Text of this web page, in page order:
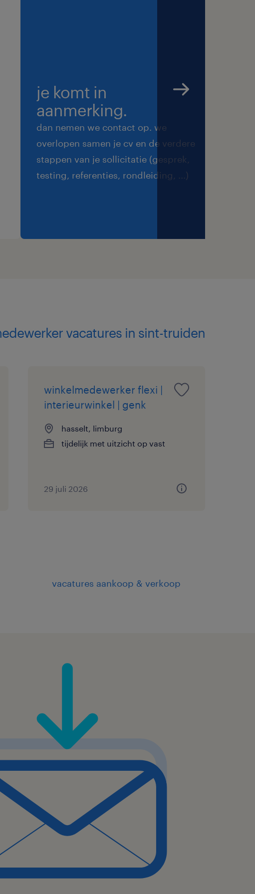
je komt in
aanmerking.
dan nemen we contact op. we
overlopen samen je cv en de verdere
stappen van je sollicitatie (gesprek,
testing, referenties, rondleiding, ...)
vacatures in sint-truiden
winkelmedewerker flexi |
interieurwinkel | genk
hasselt, limburg
tijdelijk met uitzicht op vast
29 juli 2026
vacatures aankoop & verkoop